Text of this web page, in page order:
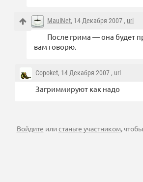
MaulNet, 14 Декабря 2007 , url
После грима — она будет
вам говорю.
Copoket, 14 Декабря 2007 , url
Загриммируют как надо
Войдите илистаньте участником,